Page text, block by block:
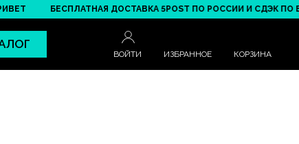
БЕСПЛАТНАЯ ДОСТАВКА 5POST ПО РОССИИ И СДЭК ПО
ВОЙТИ ИЗБРАННОЕ КОРЗИНА